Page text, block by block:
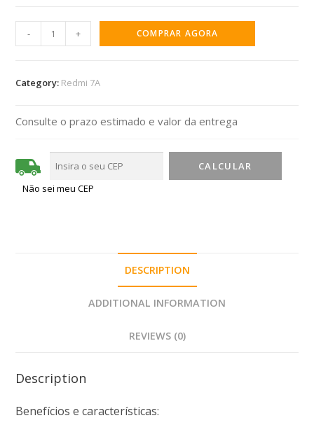
- + COMPRAR AGORA
Category: Redmi 7A
Consulte o prazo estimado e valor da entrega
Não sei meu CEP
DESCRIPTION
ADDITIONAL INFORMATION
REVIEWS (0)
Description
Benefícios e características: